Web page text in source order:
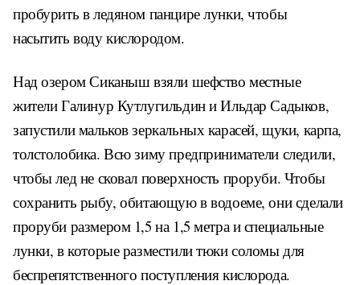
пробурить в ледяном панцире лунки, чтобы
насытить воду кислородом.
Над озером Сиканыш взяли шефство местные
жители Галинур Кутлугильдин и Ильдар Садыков,
запустили мальков зеркальных карасей, щуки, карпа,
толстолобика. Всю зиму предприниматели следили,
чтобы лед не сковал поверхность проруби. Чтобы
сохранить рыбу, обитающую в водоеме, они сделали
проруби размером 1,5 на 1,5 метра и специальные
лунки, в которые разместили тюки соломы для
беспрепятственного поступления кислорода.